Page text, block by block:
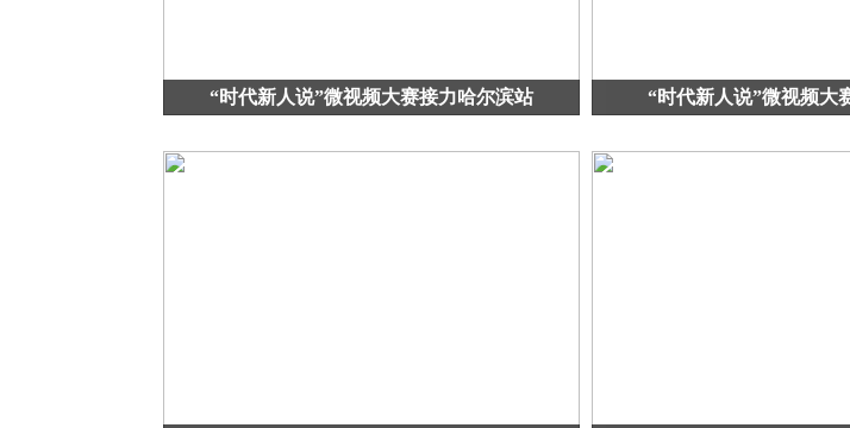
“时代新人说”微视频大赛接力哈尔滨站 “时代新人说”微视频大